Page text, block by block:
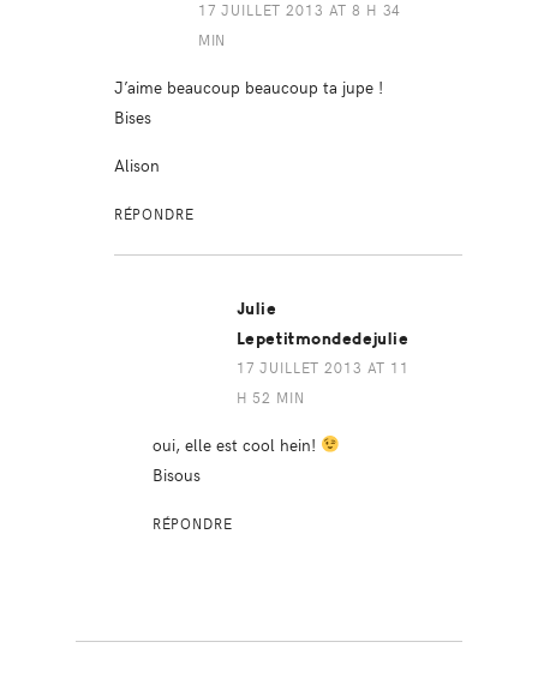
17 JUILLET 2013 AT 8 H 34
MIN
J’aime beaucoup beaucoup ta jupe !
Bises
Alison
RÉPONDRE
Julie
Lepetitmondedejulie
17 JUILLET 2013 AT 11
H 52 MIN
oui, elle est cool hein!
Bisous
RÉPONDRE